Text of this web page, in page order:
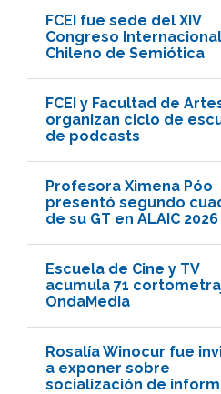
FCEI fue sede del XIV
Congreso Internacional
Chileno de Semiótica
FCEI y Facultad de
organizan ciclo de
de podcasts
Profesora Ximena Póo
presentó segundo
de su GT en ALAIC 2026
Escuela de Cine y TV
acumula 71
OndaMedia
Rosalía Winocur fue
a exponer sobre
socialización de